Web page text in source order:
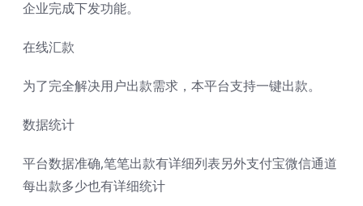
企业完成下发功能。
在线汇款
为了完全解决用户出款需求，本平台支持一键出款。
数据统计
平台数据准确,笔笔出款有详细列表另外支付宝微信通道
每出款多少也有详细统计